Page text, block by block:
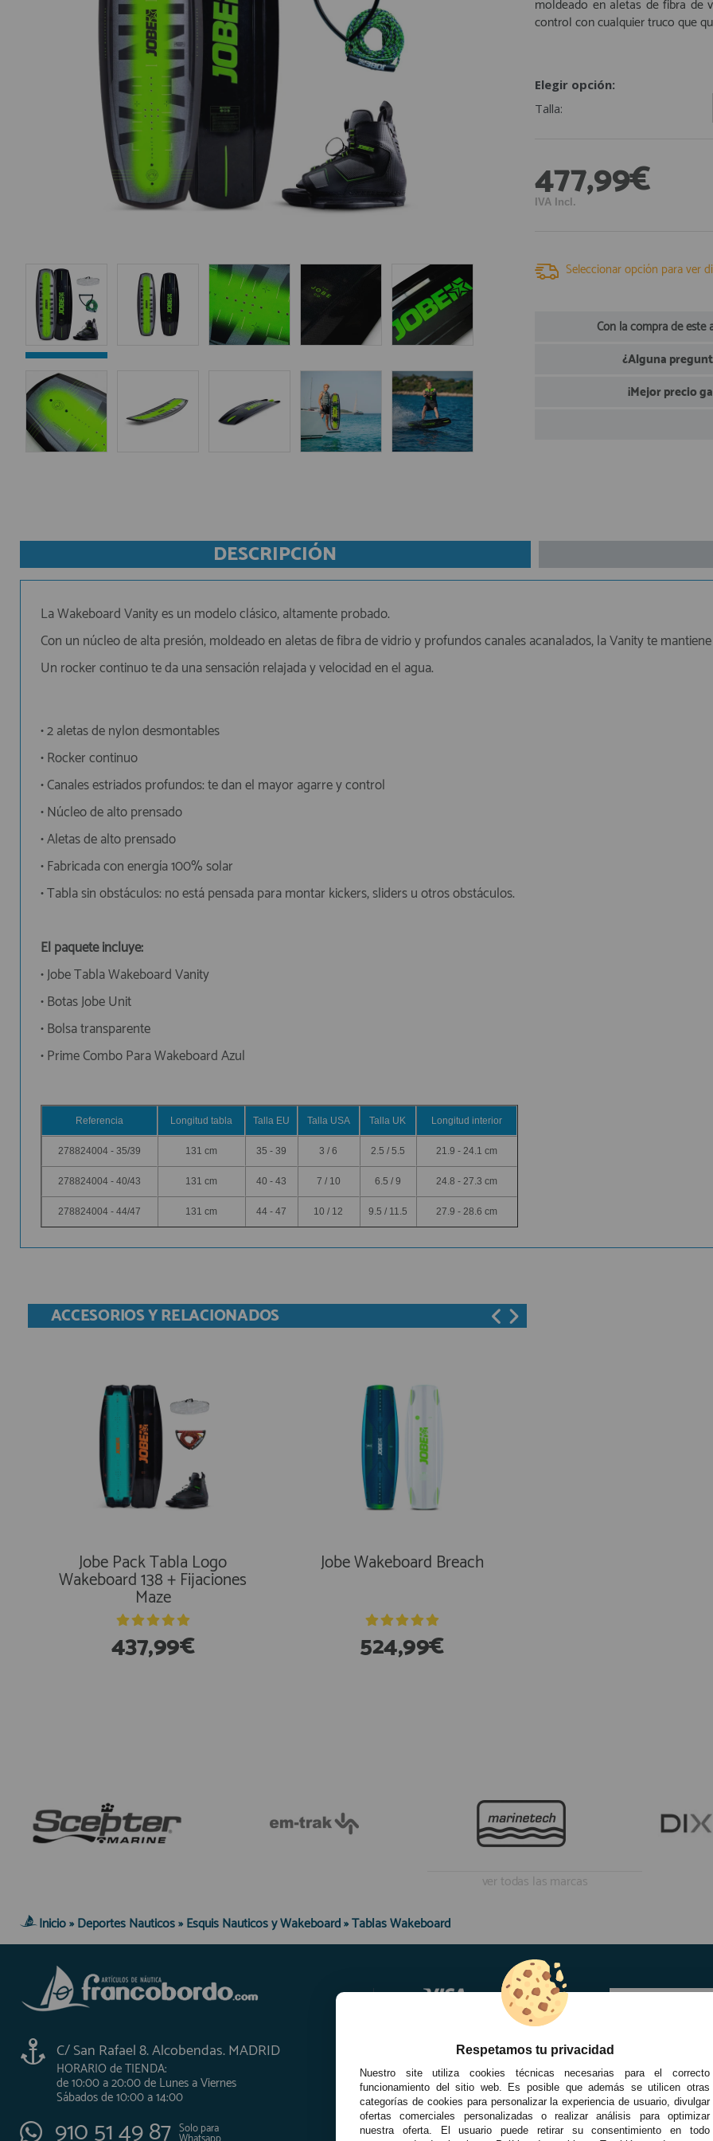
Equipo Personal
Fondeo y Amarre
Fundas, Lonas y Toldos
Mantenimiento y Limpieza
Motonautica
Vela y Maniobra
Pesca
Tiempo Libre
Submarinismo
AFILIADOS
INFORMACION
de 10:00 a 20:00 de Lunes a Viernes
910 51 49 87 Solo para
info@francobordo.com
moldeado en aletas de fibra de
control con cualquier truco que
Elegir opción:
Talla:
477,99€
IVA Incl.
Seleccionar opción para ver
Con la compra de este
¿Alguna
¡Mejor precio
DESCRIPCIÓN
La Wakeboard Vanity es un modelo clásico, altamente probado.
Con un núcleo de alta presión, moldeado en aletas de fibra de vidrio y profundos canales acanalados, la Vanity te
Un rocker continuo te da una sensación relajada y velocidad en el agua.
• 2 aletas de nylon desmontables
• Rocker continuo
• Canales estriados profundos: te dan el mayor agarre y control
• Núcleo de alto prensado
• Aletas de alto prensado
• Fabricada con energía 100% solar
• Tabla sin obstáculos: no está pensada para montar kickers, sliders u otros obstáculos.
El paquete incluye:
• Jobe Tabla Wakeboard Vanity
• Botas Jobe Unit
• Bolsa transparente
• Prime Combo Para Wakeboard Azul
Referencia Longitud tabla Talla EU Talla USA Talla UK Longitud interior
278824004 - 35/39 131 cm 35 - 39 3 / 6 2.5 / 5.5 21.9 - 24.1 cm
278824004 - 40/43 131 cm 40 - 43 7 / 10 6.5 / 9 24.8 - 27.3 cm
278824004 - 44/47 131 cm 44 - 47 10 / 12 9.5 / 11.5 27.9 - 28.6 cm
ACCESORIOS Y RELACIONADOS
Jobe Pack Tabla Logo
Wakeboard 138 + Fijaciones
Maze
437,99€
Jobe Wakeboard Breach
524,99€
ver todas las marcas
Inicio» Deportes Nauticos» Esquis Nauticos y Wakeboard»Tablas Wakeboard
C/ San Rafael 8. Alcobendas. MADRID
HORARIO de TIENDA:
de 10:00 a 20:00 de Lunes a Viernes
Sábados de 10:00 a 14:00
910 51 49 87 Solo para
Respetamos tu privacidad
Nuestro site utiliza cookies técnicas necesarias para el correcto
funcionamiento del sitio web. Es posible que además se utilicen otras
categorías de cookies para personalizar la experiencia de usuario, divulgar
ofertas comerciales personalizadas o realizar análisis para optimizar
nuestra oferta. El usuario puede retirar su consentimiento en todo